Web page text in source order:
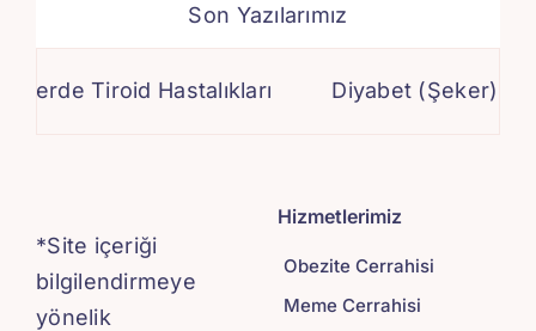
Son Yazılarımız
Tiroid Hastalıkları Diyabet (Şeker)
*Site içeriği
bilgilendirmeye
yönelik
Hizmetlerimiz
Obezite Cerrahisi
Meme Cerrahisi